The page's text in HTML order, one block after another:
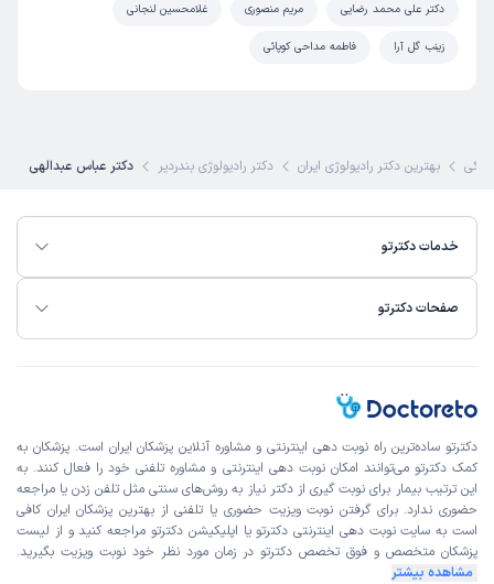
دکتر علی محمد رضایی مریم منصوری غلامحسین لنجانی
زینب گل آرا فاطمه مداحی کوپائی
بهترین دکتر رادیولوژی ایران دکتر رادیولوژی بندردیر دکتر عباس عبدالهی
خدمات دکترتو
صفحات دکترتو
دکترتو ساده‌ترین راه نوبت‌ دهی اینترنتی و مشاوره آنلاین پزشکان ایران است. پزشکان به
کمک دکترتو می‌توانند امکان نوبت دهی اینترنتی و مشاوره تلفنی خود را فعال کنند. به
این ترتیب بیمار برای نوبت گیری از دکتر نیاز به روش‌های سنتی مثل تلفن زدن یا مراجعه
حضوری ندارد. برای گرفتن نوبت ویزیت حضوری یا تلفنی از بهترین پزشکان ایران کافی
است به سایت نوبت دهی اینترنتی دکترتو یا اپلیکیشن دکترتو مراجعه کنید و از لیست
پزشکان متخصص و فوق تخصص دکترتو در زمان مورد نظر خود نوبت ویزیت بگیرید.
مشاهده بیشتر